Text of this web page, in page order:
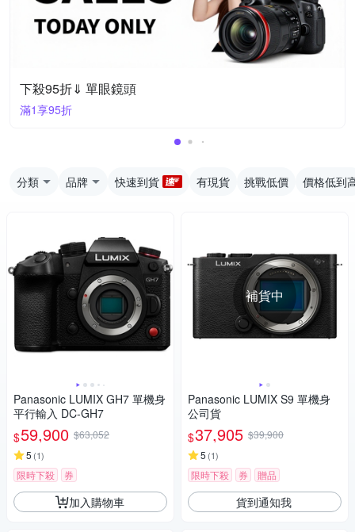
下殺95折⇓ 單眼鏡頭
滿1享95折
分類 品牌 快速到貨 有現貨 挑戰低價 價格低到
Panasonic LUMIX GH7 單機身
平行輸入 DC-GH7
$59,900 $63,052
5 (1)
限時下殺 券
加入購物車
補貨中
Panasonic LUMIX S9 單機身
公司貨
$37,905 $39,900
5 (1)
限時下殺 券 贈品
貨到通知我